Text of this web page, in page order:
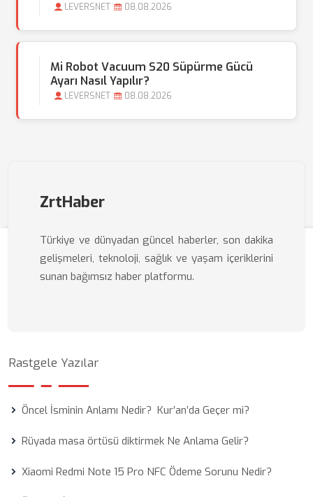
LEVERSNET 08.08.2026
Mi Robot Vacuum S20 Süpürme Gücü
Ayarı Nasıl Yapılır?
LEVERSNET 08.08.2026
ZrtHaber
Türkiye ve dünyadan güncel haberler, son dakika
gelişmeleri, teknoloji, sağlık ve yaşam içeriklerini
sunan bağımsız haber platformu.
Rastgele Yazılar
Öncel İsminin Anlamı Nedir? Kur’an’da Geçer mi?
Rüyada masa örtüsü diktirmek Ne Anlama Gelir?
Xiaomi Redmi Note 15 Pro NFC Ödeme Sorunu Nedir?